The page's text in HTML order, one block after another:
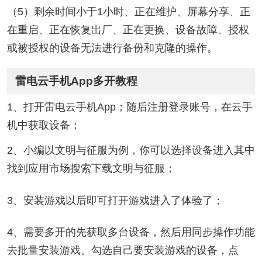
（5）剩余时间小于1小时、正在维护、屏幕分享、正
在重启、正在恢复出厂、正在更换、设备故障、授权
或被授权的设备无法进行备份和克隆的操作。
雷电云手机App多开教程
1、打开雷电云手机App；随后注册登录账号，在云手
机中获取设备；
2、小编以文明与征服为例，你可以选择设备进入其中
找到应用市场搜索下载文明与征服；
3、安装游戏以后即可打开游戏进入了体验了；
4、需要多开的先获取多台设备，然后用同步操作功能
去批量安装游戏。勾选自己要安装游戏的设备，点